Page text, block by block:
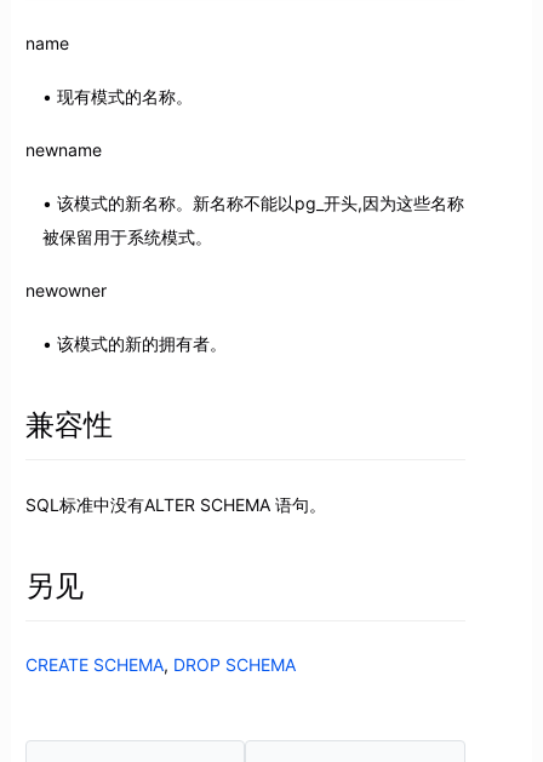
name
现有模式的名称。
newname
该模式的新名称。新名称不能以pg_开头,因为这些名称
被保留用于系统模式。
newowner
该模式的新的拥有者。
兼容性
SQL标准中没有ALTER SCHEMA 语句。
另见
CREATE SCHEMA, DROP SCHEMA